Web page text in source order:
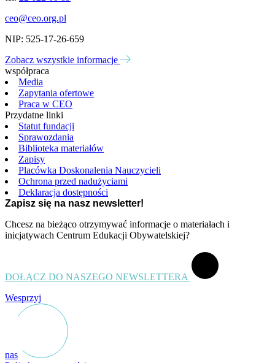
ceo@ceo.org.pl
NIP: 525-17-26-659
Zobacz wszystkie informacje
współpraca
Media
Zapytania ofertowe
Praca w CEO
Przydatne linki
Statut fundacji
Sprawozdania
Biblioteka materiałów
Zapisy
Placówka Doskonalenia Nauczycieli
Ochrona przed nadużyciami
Deklaracja dostępności
Zapisz się na nasz newsletter!
Chcesz na bieżąco otrzymywać informacje o materiałach i
inicjatywach Centrum Edukacji Obywatelskiej?
DOŁĄCZ DO NASZEGO NEWSLETTERA
Wesprzyj
nas